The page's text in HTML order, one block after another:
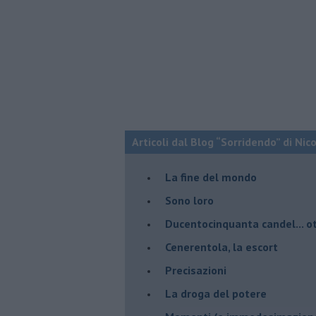
Articoli dal Blog “Sorridendo” di
La fine del mondo
Sono loro
Ducentocinquanta candel...
Cenerentola, la escort
Precisazioni
La droga del potere